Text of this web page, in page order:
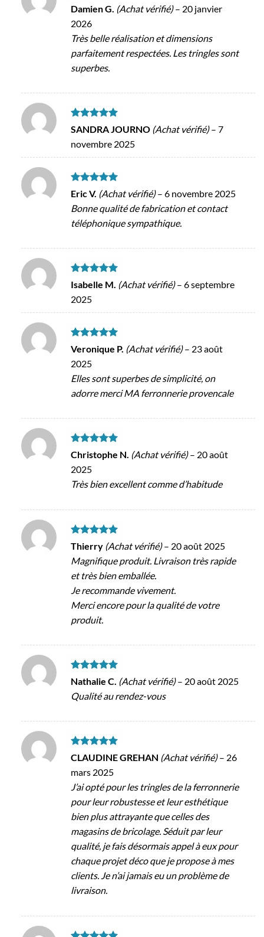
Note5sur
5
Damien G. (Achat vérifié) – 20 janvier
2026
Très belle réalisation et dimensions
parfaitement respectées. Les tringles sont
superbes.
Note5sur
5
SANDRA JOURNO (Achat vérifié) – 7
novembre 2025
Note5 sur
5
Eric V. (Achat vérifié) – 6 novembre 2025
Bonne qualité de fabrication et contact
téléphonique sympathique.
Note5sur
5
Isabelle M. (Achat vérifié) – 6 septembre
2025
Note5sur
5
Veronique P. (Achat vérifié) – 23 août
2025
Elles sont superbes de simplicité, on
adorre merci MA ferronnerie provencale
Note5sur
5
Christophe N. (Achat vérifié) – 20 août
2025
Très bien excellent comme d’habitude
Note5sur
5
Thierry (Achat vérifié) – 20 août 2025
Magnifique produit. Livraison très rapide
et très bien emballée.
Je recommande vivement.
Merci encore pour la qualité de votre
produit.
Note5sur
5
Nathalie C. (Achat vérifié) – 20 août 2025
Qualité au rendez-vous
Note5sur
5
CLAUDINE GREHAN (Achat vérifié) – 26
mars 2025
J’ai opté pour les tringles de la ferronnerie
pour leur robustesse et leur esthétique
bien plus attrayante que celles des
magasins de bricolage. Séduit par leur
qualité, je fais désormais appel à eux pour
chaque projet déco que je propose à mes
clients. Je n’ai jamais eu un problème de
livraison.